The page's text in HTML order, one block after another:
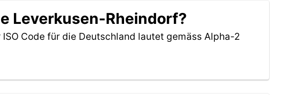
Leverkusen-Rheindorf?
ISO Code für die Deutschland lautet gemäss Alpha-2